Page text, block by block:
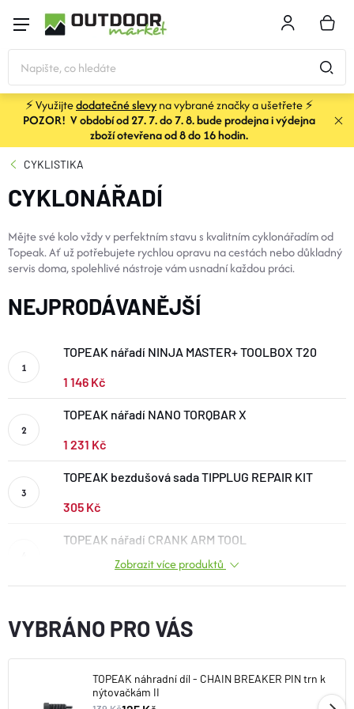
obsah
KOŠÍK
STANY
SPACÁKY
KARIMATKY
BOTY A PONOŽKY
DOPLŇKY
VYBAVENÍ
Napište nám
Nákup pro kolektiv
Slevové kódy
Doprava a platba
Mimosoudní řešení sporů
Obchodní podmínky
Ochrana osobních údajů
Výměna a vrácení
⚡ Využijtedodatečné slevyna vybrané značky a ušetřete ⚡
POZOR! V období od 27. 7. do 7. 8. bude prodejna i výdejna
zboží otevřena od 8 do 16 hodin.
CYKLISTIKA
CYKLONÁŘADÍ
Mějte své kolo vždy v perfektním stavu s kvalitním cyklonářadím od
Topeak. Ať už potřebujete rychlou opravu na cestách nebo důkladný
servis doma, spolehlivé nástroje vám usnadní každou práci.​
NEJPRODÁVANĚJŠÍ
TOPEAK nářadí NINJA MASTER+ TOOLBOX T20
1 146 Kč
TOPEAK nářadí NANO TORQBAR X
1 231 Kč
TOPEAK bezdušová sada TIPPLUG REPAIR KIT
305 Kč
TOPEAK nářadí CRANK ARM TOOL
Zobrazit více produktů
VYBRÁNO PRO VÁS
TOPEAK náhradní díl - CHAIN BREAKER PIN trn k
nýtovačkám II